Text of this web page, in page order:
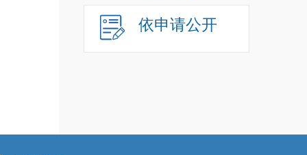
依申请公开